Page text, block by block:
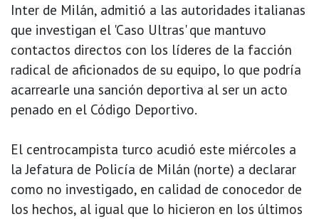
Inter de Milán, admitió a las autoridades italianas
que investigan el 'Caso Ultras' que mantuvo
contactos directos con los líderes de la facción
radical de aficionados de su equipo, lo que podría
acarrearle una sanción deportiva al ser un acto
penado en el Código Deportivo.
El centrocampista turco acudió este miércoles a
la Jefatura de Policía de Milán (norte) a declarar
como no investigado, en calidad de conocedor de
los hechos, al igual que lo hicieron en los últimos